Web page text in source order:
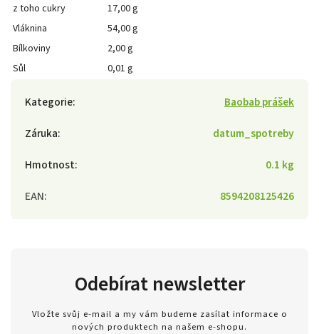
z toho cukry
17,00 g
Vláknina
54,00 g
Bílkoviny
2,00 g
Sůl
0,01 g
Kategorie:
Baobab prášek
Záruka:
datum_spotreby
Hmotnost:
0.1 kg
EAN: 8594208125426
Odebírat newsletter
Vložte svůj e-mail a my vám budeme zasílat informace o
nových produktech na našem e-shopu.